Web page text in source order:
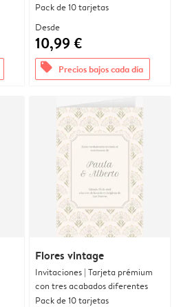
Pack de 10 tarjetas
Desde
10,99 €
offers Precios bajos cada día
Flores vintage
Invitaciones | Tarjeta prémium
con tres acabados diferentes
Pack de 10 tarjetas